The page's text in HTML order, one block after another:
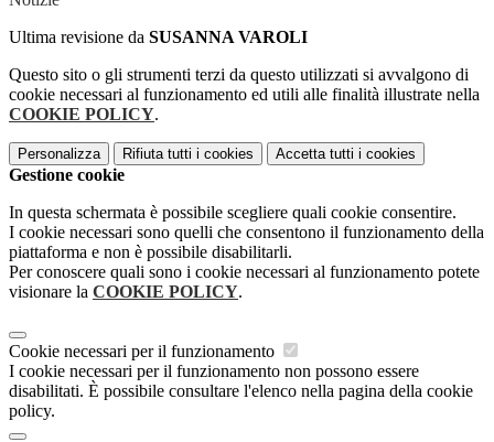
Ultima revisione da SUSANNA VAROLI
Questo sito o gli strumenti terzi da questo utilizzati si avvalgono di
cookie necessari al funzionamento ed utili alle finalità illustrate nella
COOKIE POLICY.
Personalizza Rifiuta tutti i cookies Accetta tutti i cookies
Gestione cookie
In questa schermata è possibile scegliere quali cookie consentire.
I cookie necessari sono quelli che consentono il funzionamento della
piattaforma e non è possibile disabilitarli.
Per conoscere quali sono i cookie necessari al funzionamento potete
visionare la COOKIE POLICY.
Cookie necessari per il funzionamento
I cookie necessari per il funzionamento non possono essere
disabilitati. È possibile consultare l'elenco nella pagina della cookie
policy.